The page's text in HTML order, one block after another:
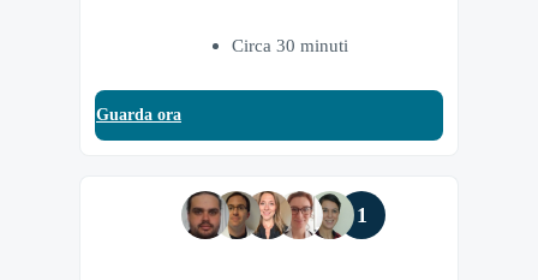
Circa 30 minuti
Guarda ora
1